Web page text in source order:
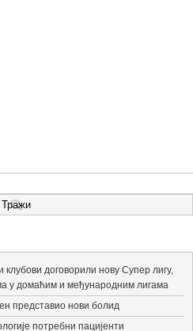
договорили нову Супер лигу,
у домаћим и међународним лигама
представио нови болид
потребни пацијенти